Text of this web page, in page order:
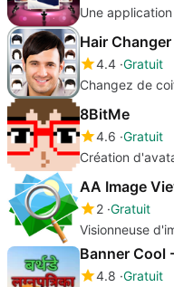
Une
Hair Changer
4.4 Gratuit
Changez de
8BitMe
4.6 Gratuit
Création
AA Image
2 Gratuit
Visionneuse
Banner Cool
4.8 Gratuit